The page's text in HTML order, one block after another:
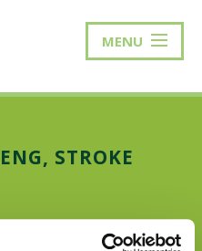
MENU
STROKE